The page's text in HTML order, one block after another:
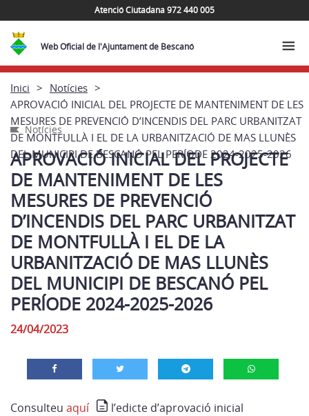
Atenció Ciutadana 972 440 005
Web Oficial de l'Ajuntament de Bescanó
Inici
Notícies
APROVACIÓ INICIAL DEL PROJECTE DE MANTENIMENT DE LES
MESURES DE PREVENCIÓ D’INCENDIS DEL PARC URBANITZAT
DE MONTFULLÀ I EL DE LA URBANITZACIÓ DE MAS LLUNÈS
DEL MUNICIPI DE BESCANÓ PEL PERÍODE 2024-2025-2026
Notícies
APROVACIÓ INICIAL DEL PROJECTE
DE MANTENIMENT DE LES
MESURES DE PREVENCIÓ
D’INCENDIS DEL PARC URBANITZAT
DE MONTFULLÀ I EL DE LA
URBANITZACIÓ DE MAS LLUNÈS
DEL MUNICIPI DE BESCANÓ PEL
PERÍODE 2024-2025-2026
24/04/2023
Consulteu aquí
l’edicte d’aprovació inicial